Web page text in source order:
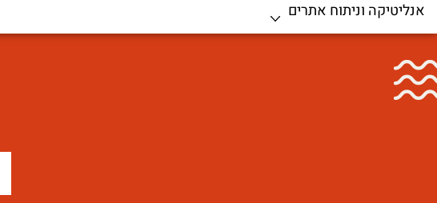
אנליטיקה וניתוח אתרים